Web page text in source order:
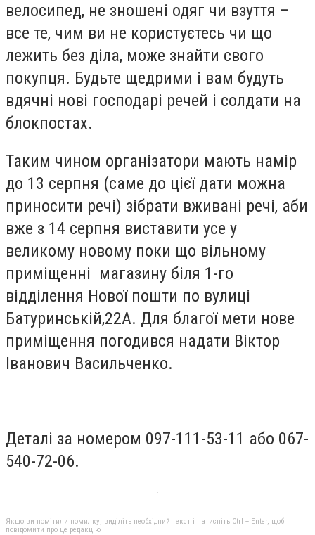
велосипед, не зношені одяг чи взуття –
все те, чим ви не користуєтесь чи що
лежить без діла, може знайти свого
покупця. Будьте щедрими і вам будуть
вдячні нові господарі речей і солдати на
блокпостах.
Таким чином організатори мають намір
до 13 серпня (саме до цієї дати можна
приносити речі) зібрати вживані речі, аби
вже з 14 серпня виставити усе у
великому новому поки що вільному
приміщенні магазину біля 1-го
відділення Нової пошти по вулиці
Батуринській,22А. Для благої мети нове
приміщення погодився надати Віктор
Іванович Васильченко.
Деталі за номером 097-111-53-11 або 067-
540-72-06.
Якщо ви помітили помилку, виділіть необхідний текст і натисніть Ctrl + Enter, щоб
повідомити про це редакцію